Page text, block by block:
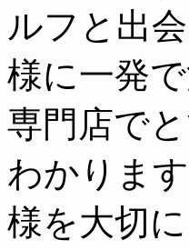
ルフと出
様に一発
専門店で
わかりま
様を大切